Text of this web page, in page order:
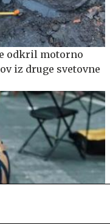
odkril motorno
iz druge svetovne